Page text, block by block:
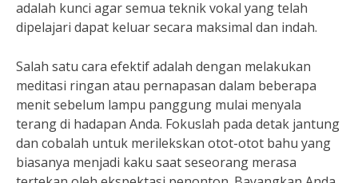
adalah kunci agar semua teknik vokal yang telah
dipelajari dapat keluar secara maksimal dan indah.
Salah satu cara efektif adalah dengan melakukan
meditasi ringan atau pernapasan dalam beberapa
menit sebelum lampu panggung mulai menyala
terang di hadapan Anda. Fokuslah pada detak jantung
dan cobalah untuk merilekskan otot-otot bahu yang
biasanya menjadi kaku saat seseorang merasa